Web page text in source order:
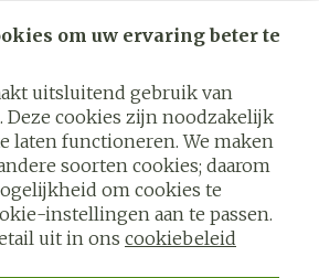
om uw ervaring beter te
uitsluitend gebruik van
Deze cookies zijn noodzakelijk
laten functioneren. We maken
soorten cookies; daarom
om cookies te
instellingen aan te passen.
uit in ons cookiebeleid